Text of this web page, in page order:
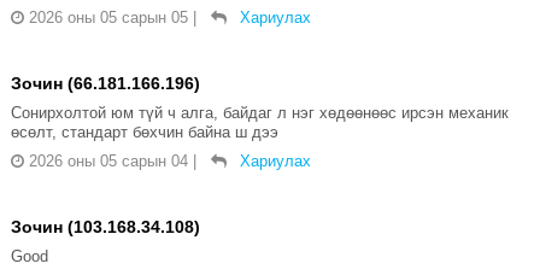
2026 оны 05 сарын 05
Хариулах
Зочин (66.181.166.196)
Сонирхолтой юм түй ч алга, байдаг л нэг хөдөөнөөс ирсэн механик
өсөлт, стандарт бөхчин байна ш дээ
2026 оны 05 сарын 04
Хариулах
Зочин (103.168.34.108)
Good